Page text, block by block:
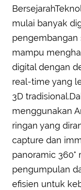
mulai banyak
pengembangan
mampu
digital dengan
real-time yang
3D
menggunakan
ringan yang
capture dan
panoramic
pengumpulan
efisien untuk